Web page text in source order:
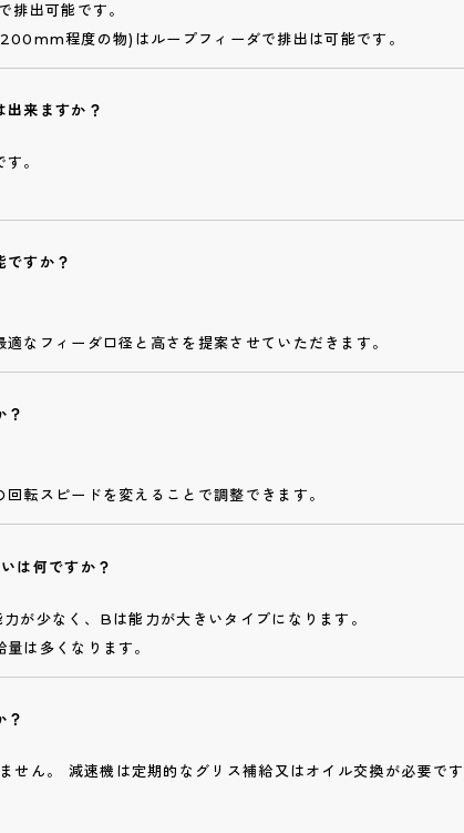
出可能です。
程度の物)はループフィーダで排出は可能です。
出来ますか？
。
ですか？
なフィーダ口径と高さを提案させていただきます。
？
転スピードを変えることで調整できます。
は何ですか？
が少なく、Bは能力が大きいタイプになります。
は多くなります。
？
せん。 減速機は定期的なグリス補給又はオイル交換が必要で